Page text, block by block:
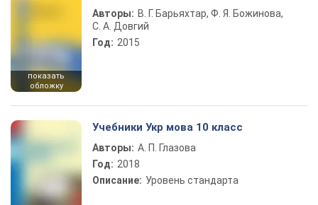
показать
обложку
Авторы: В. Г. Барьяхтар, Ф. Я. Божинова,
С. А. Довгий
Год: 2015
Учебники Укр мова 10 класс
Авторы: А. П. Глазова
Год: 2018
Описание: Уровень стандарта